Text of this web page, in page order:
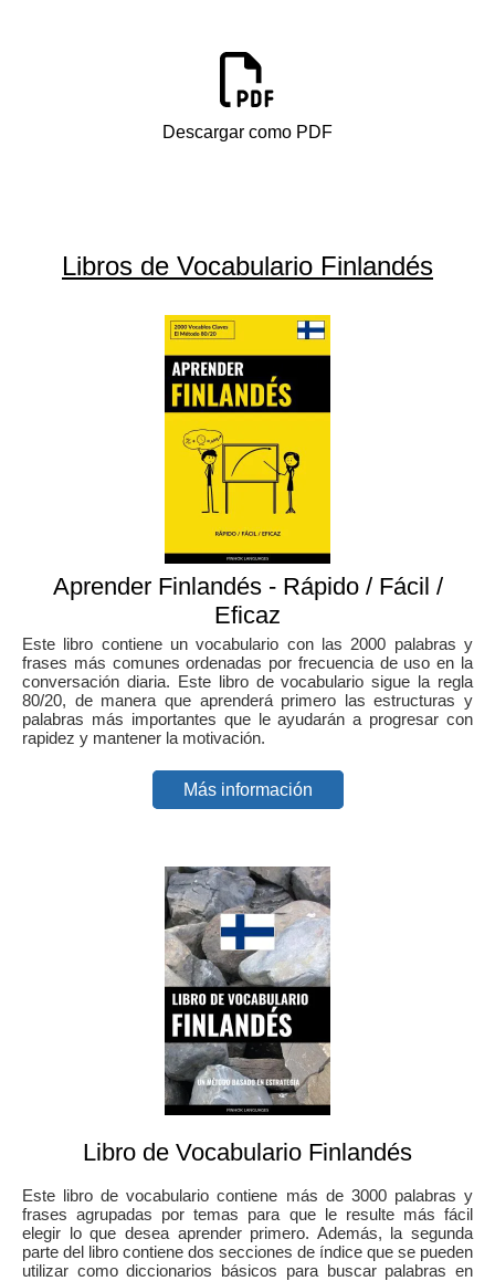
Descargar como PDF
Libros de Vocabulario Finlandés
Aprender Finlandés - Rápido / Fácil /
Eficaz
Este libro contiene un vocabulario con las 2000 palabras y
frases más comunes ordenadas por frecuencia de uso en la
conversación diaria. Este libro de vocabulario sigue la regla
80/20, de manera que aprenderá primero las estructuras y
palabras más importantes que le ayudarán a progresar con
rapidez y mantener la motivación.
Más información
Libro de Vocabulario Finlandés
Este libro de vocabulario contiene más de 3000 palabras y
frases agrupadas por temas para que le resulte más fácil
elegir lo que desea aprender primero. Además, la segunda
parte del libro contiene dos secciones de índice que se pueden
utilizar como diccionarios básicos para buscar palabras en